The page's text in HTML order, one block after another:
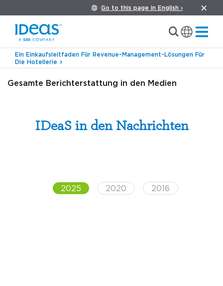
Go to this page in English ›
Ein Einkaufsleitfaden Für Revenue-Management-Lösungen Für
Die Hotellerie
Gesamte Berichterstattung in den Medien
IDeaS in den Nachrichten
2025 2020 2016